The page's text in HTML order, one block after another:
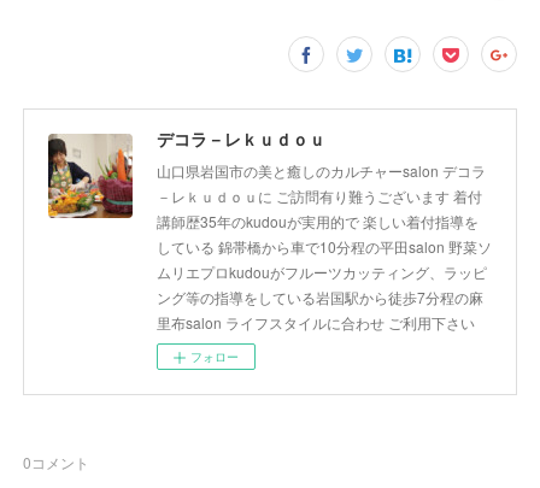
デコラ－レｋｕｄｏｕ
山口県岩国市の美と癒しのカルチャーsalon デコラ
－レｋｕｄｏｕに ご訪問有り難うございます 着付
講師歴35年のkudouが実用的で 楽しい着付指導を
している 錦帯橋から車で10分程の平田salon 野菜ソ
ムリエプロkudouがフルーツカッティング、ラッピ
ング等の指導をしている岩国駅から徒歩7分程の麻
里布salon ライフスタイルに合わせ ご利用下さい
フォロー
0コメント